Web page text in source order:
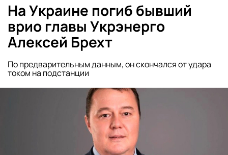
На Украине погиб бывший
врио главы Укрэнерго
Алексей Брехт
По предварительным данным, он скончался от удара
током на подстанции